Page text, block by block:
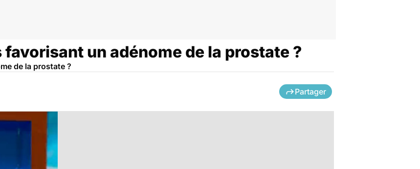
un adénome de la prostate ?
de la prostate ?
Partager